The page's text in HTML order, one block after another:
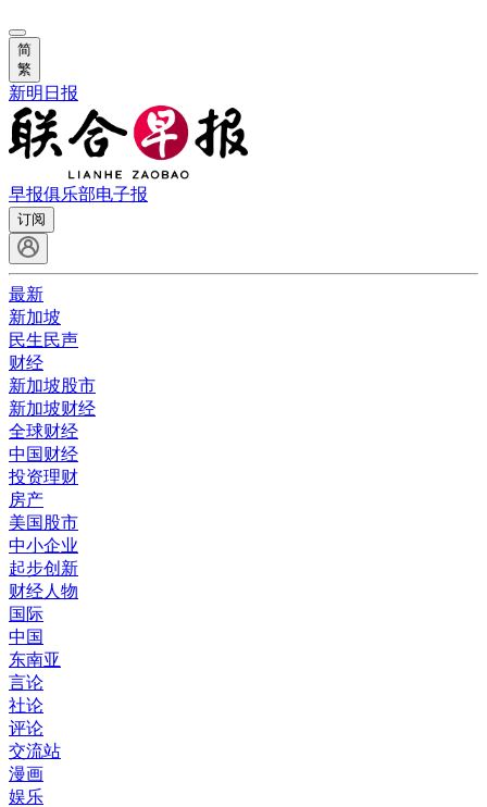
简
繁
新明日报
早报俱乐部电子报
订阅
最新
新加坡
民生民声
财经
新加坡股市
新加坡财经
全球财经
中国财经
投资理财
房产
美国股市
中小企业
起步创新
财经人物
国际
中国
东南亚
言论
社论
评论
交流站
漫画
娱乐